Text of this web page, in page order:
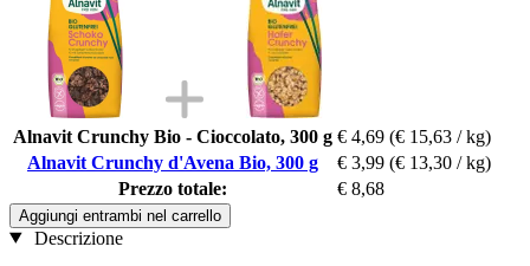
Alnavit Crunchy Bio - Cioccolato, 300 g € 4,69 (€ 15,63 / kg)
Alnavit Crunchy d'Avena Bio, 300 g
€ 3,99 (€ 13,30 / kg)
Prezzo totale:
€ 8,68
Aggiungi entrambi nel carrello
Descrizione